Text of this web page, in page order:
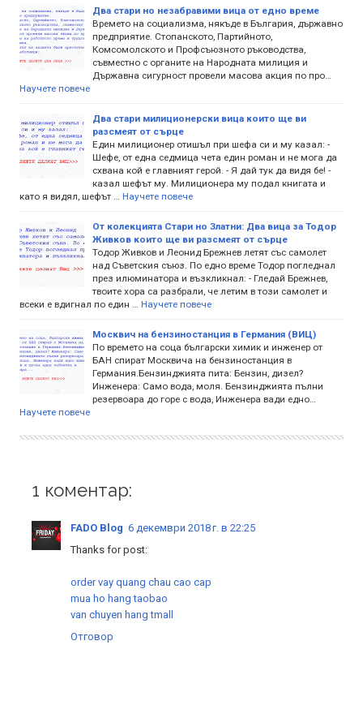
Два стари но незабравими вица от едно време
Времето на социализма, някъде в България, държавно
предприятие. Стопанското, Партийното,
Комсомолското и Профсъюзното ръководства,
съвместно с органите на Народната милиция и
Държавна сигурност провели масова акция по про…
Научете повече
Два стари милиционерски вица които ще ви
разсмеят от сърце
Един милиционер отишъл при шефа си и му казал: -
Шефе, от една седмица чета един роман и не мога да
схвана кой е главният герой. - Я дай тук да видя бе! -
казал шефът му. Милиционера му подал книгата и
като я видял, шефът …
Научете повече
От колекцията Стари но Златни: Два вица за Тодор
Живков които ще ви разсмеят от сърце
Тодор Живков и Леонид Брежнев летят със самолет
над Съветския съюз. По едно време Тодор погледнал
през илюминатора и възкликнал: - Гледай Брежнев,
твоите хора са разбрали, че летим в този самолет и
всеки е вдигнал по един …
Научете повече
Москвич на бензиностанция в Германия (ВИЦ)
По времето на соца български химик и инженер от
БАН спират Москвича на бензиностанция в
Германия.Бензинджията пита: Бензин, дизел?
Инженера: Само вода, моля. Бензинджията пълни
резервоара до горе с вода, Инженера вади едно…
Научете повече
1 коментар:
FADO Blog 6 декември 2018 г. в 22:25
Thanks for post:
order vay quang chau cao cap
mua ho hang taobao
van chuyen hang tmall
Отговор